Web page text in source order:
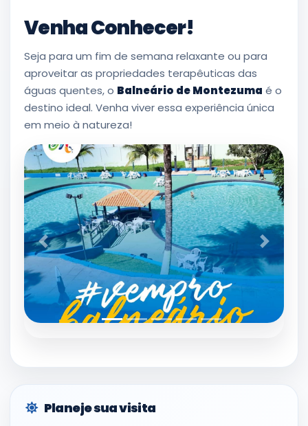
Venha Conhecer!
Seja para um fim de semana relaxante ou para
aproveitar as propriedades terapêuticas das
águas quentes, o Balneário de Montezuma é o
destino ideal. Venha viver essa experiência única
em meio à natureza!
Anterior Próximo
Planeje sua visita